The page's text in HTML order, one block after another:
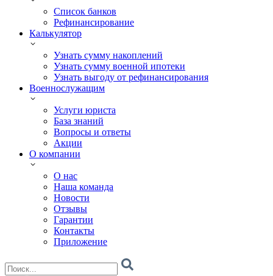
Список банков
Рефинансирование
Калькулятор
Узнать сумму накоплений
Узнать сумму военной ипотеки
Узнать выгоду от рефинансирования
Военнослужащим
Услуги юриста
База знаний
Вопросы и ответы
Акции
О компании
О нас
Наша команда
Новости
Отзывы
Гарантии
Контакты
Приложение